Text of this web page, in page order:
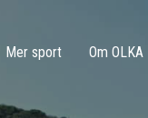
Mer sport Om OLKA